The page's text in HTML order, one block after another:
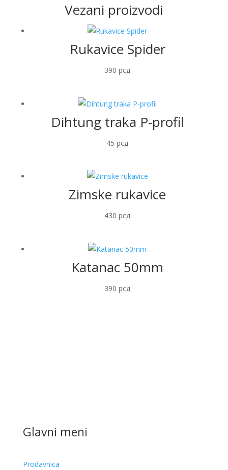
Vezani proizvodi
Rukavice Spider
390рсд
Dihtung traka P-profil
45рсд
Zimske rukavice
430рсд
Katanac 50mm
390рсд
Glavni meni
Prodavnica